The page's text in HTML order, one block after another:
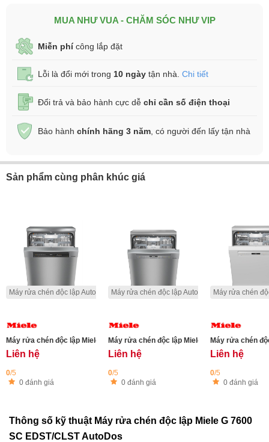
MUA NHƯ VUA - CHĂM SÓC NHƯ VIP
Miễn phícông lắp đặt
Lỗi là đổi mới trong 10 ngày tận nhà. Chi tiết
Đổi trả và bảo hành cực dễ chỉ cần số điện thoại
Bảo hành chính hãng 3 năm , có người đến lấy tận nhà
Sản phẩm cùng phân khúc giá
Máy rửa chén độc lập Auto Dos
Máy rửa chén độc lập Miele G 7410 SC EDST/CLST AutoDos
Liên hệ
0/5
0 đánh giá
Máy rửa chén độc lập Auto Dos
Máy rửa chén độc lập Miele G 7110 SC EDST/
Liên hệ
0/5
0 đánh giá
Máy rửa chén
Máy rửa chén
Liên hệ
0/5
0 đánh giá
Thông số kỹ thuật Máy rửa chén độc lập Miele G 7600
SC EDST/CLST AutoDos